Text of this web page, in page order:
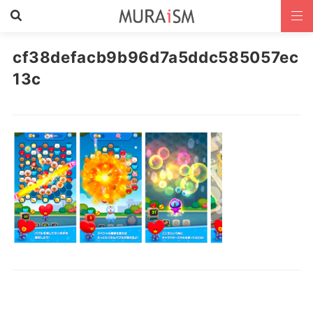
cf38defacb9b96d7a5ddc585057ec
13c